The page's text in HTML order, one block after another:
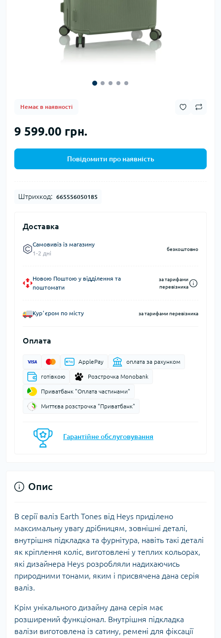
Немає в наявності
9 599.00 грн.
Повідомити про наявність
Штрихкод: 665556050185
Доставка
Самовивіз із магазину
1-2 дні
безкоштовно
Новою Поштою у відділення та
поштомати
за тарифами
перевізника
Курʼєром по місту за тарифами перевізника
Оплата
ApplePay оплата за рахунком
готівкою Розстрочка Monobank
Приватбанк "Оплата частинами"
Миттєва розстрочка "Приватбанк"
Гарантійне обслуговування
Опис
В серії валіз Earth Tones від Heys приділено
максимальну увагу дрібницям, зовнішні деталі,
внутрішня підкладка та фурнітура, навіть такі деталі
як кріплення коліс, виготовлені у теплих кольорах,
які дизайнера Heys розробляли надихаючись
природними тонами, яким і присвячена дана серія
валіз.
Крім унікального дизайну дана серія має
розширений функціонал. Внутрішня підкладка
валізи виготовлена із сатину, ремені для фіксації